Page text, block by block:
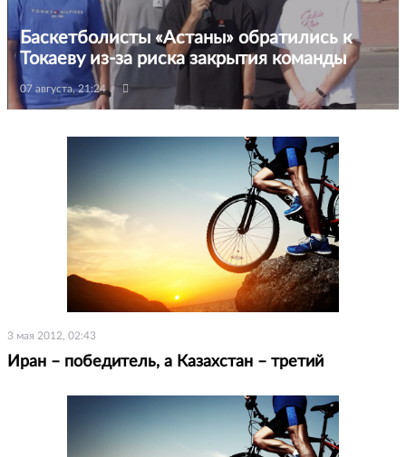
Баскетболисты «Астаны» обратились к
Токаеву из-за риска закрытия команды
07 августа, 21:24
3 мая 2012, 02:43
Иран – победитель, а Казахстан – третий